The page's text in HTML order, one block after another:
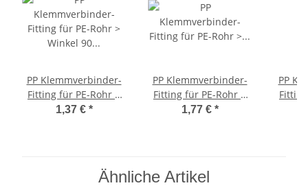
PP Klemmverbinder-
Fitting für PE-Rohr >
Winkel 90 Grad (i-i)
1,37 € *
PP Klemmverbinder-
Fitting für PE-Rohr >
T-Stück (i-i-i) 32mm
1,77 € *
PP
Ähnliche Artikel